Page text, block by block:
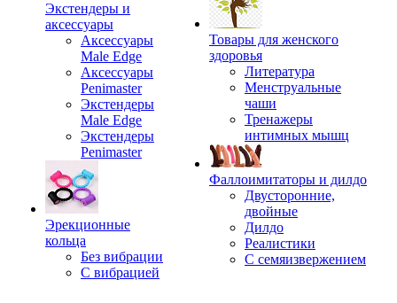
Экстендеры и
аксессуары
Аксессуары
Male Edge
Аксессуары
Penimaster
Экстендеры
Male Edge
Экстендеры
Penimaster
Эрекционные
кольца
Без вибрации
С вибрацией
Товары для женского
здоровья
Литература
Менструальные
чаши
Тренажеры
интимных мышц
Фаллоимитаторы и дилдо
Двусторонние,
двойные
Дилдо
Реалистики
С семяизвержением